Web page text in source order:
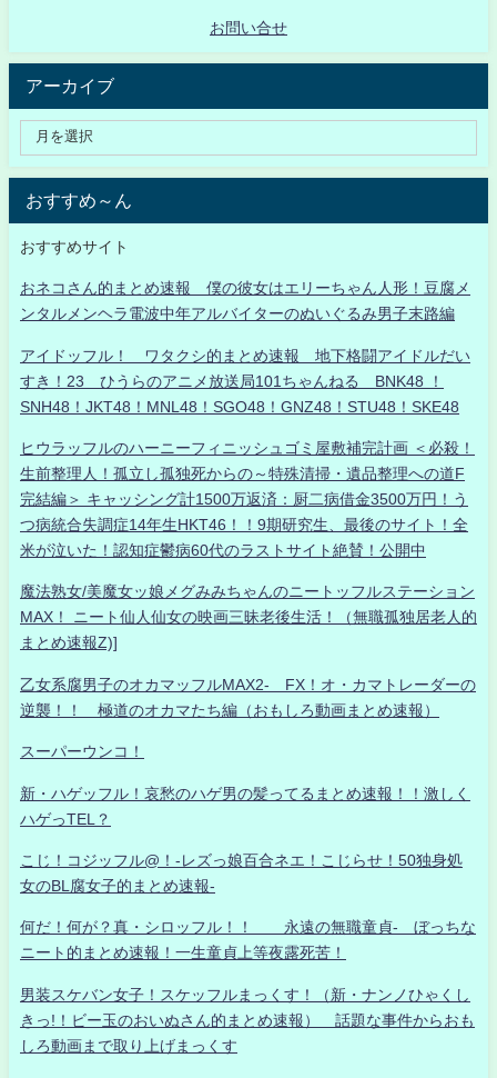
お問い合せ
アーカイブ
おすすめ～ん
おすすめサイト
おネコさん的まとめ速報 僕の彼女はエリーちゃん人形！豆腐メ
ンタルメンヘラ電波中年アルバイターのぬいぐるみ男子末路編
アイドッフル！ ワタクシ的まとめ速報 地下格闘アイドルだい
すき！23 ひうらのアニメ放送局101ちゃんねる BNK48 ！
SNH48！JKT48！MNL48！SGO48！GNZ48！STU48！SKE48
ヒウラッフルのハーニーフィニッシュゴミ屋敷補完計画 ＜必殺！
生前整理人！孤立し孤独死からの～特殊清掃・遺品整理への道F
完結編＞ キャッシング計1500万返済：厨二病借金3500万円！う
つ病統合失調症14年生HKT46！！9期研究生、最後のサイト！全
米が泣いた！認知症鬱病60代のラストサイト絶賛！公開中
魔法熟女/美魔女ッ娘メグみみちゃんのニートッフルステーション
MAX！ ニート仙人仙女の映画三昧老後生活！（無職孤独居老人的
まとめ速報Z)]
乙女系腐男子のオカマッフルMAX2- FX！オ・カマトレーダーの
逆襲！！ 極道のオカマたち編（おもしろ動画まとめ速報）
スーパーウンコ！
新・ハゲッフル！哀愁のハゲ男の髪ってるまとめ速報！！激しく
ハゲっTEL？
こじ！コジッフル@！-レズっ娘百合ネエ！こじらせ！50独身処
女のBL腐女子的まとめ速報-
何だ！何が？真・シロッフル！！ 永遠の無職童貞- ぼっちな
ニート的まとめ速報！一生童貞上等夜露死苦！
男装スケバン女子！スケッフルまっくす！（新・ナンノひゃくし
きっ!！ビー玉のおいぬさん的まとめ速報） 話題な事件からおも
しろ動画まで取り上げまっくす